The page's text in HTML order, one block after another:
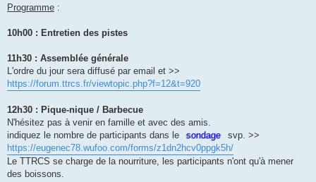
Programme :
10h00 : Entretien des pistes
11h30 : Assemblée générale
L'ordre du jour sera diffusé par email et >>
https://forum.ttrcs.fr/viewtopic.php?f=12&t=920
12h30 : Pique-nique / Barbecue
N'hésitez pas à venir en famille et avec des amis.
indiquez le nombre de participants dans le
sondage
svp. >>
https://eugenec78.wufoo.com/forms/z1dn2hcv0ppgk5h/
Le TTRCS se charge de la nourriture, les participants n'ont qu'à mener
des boissons.